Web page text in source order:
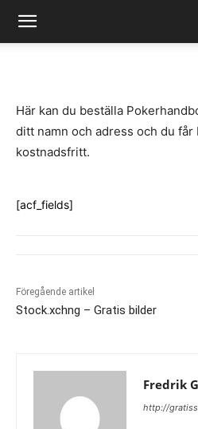
Här kan du beställa
ditt namn och adress och du får
kostnadsfritt.
[acf_fields]
Föregående artikel
Stock.xchng – Gratis bilder
Fredrik
http://